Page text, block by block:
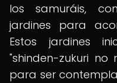
los samuráis,
jardines para
Estos jardines
"shinden-zukuri no
para ser